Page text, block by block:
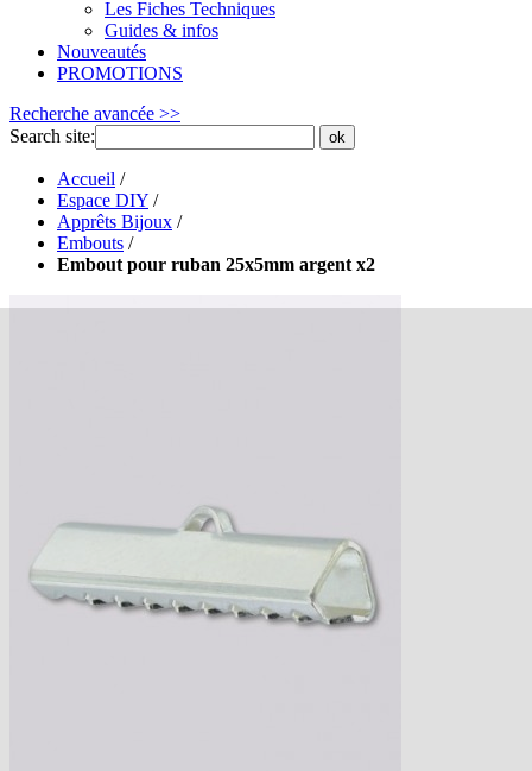
Les Fiches Techniques
Guides & infos
Nouveautés
PROMOTIONS
Recherche avancée >>
Search site:
ok
Accueil /
Espace DIY /
Apprêts Bijoux /
Embouts /
Embout pour ruban 25x5mm argent x2